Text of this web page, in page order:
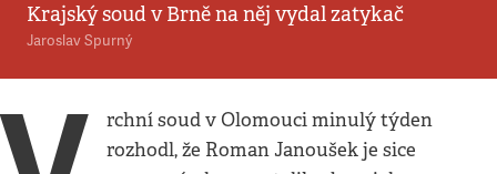
Krajský soud v Brně na něj vydal zatykač
Jaroslav Spurný
rchní soud v Olomouci minulý týden
rozhodl, že Roman Janoušek je sice